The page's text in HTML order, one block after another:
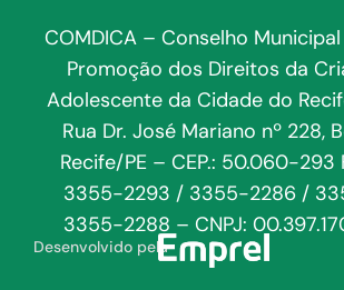
COMDICA – Conselho
Promoção dos Direitos da
Adolescente da Cidade do
Rua Dr. José Mariano nº 228,
Recife/PE – CEP.: 50.060-293
3355-2293 / 3355-2286 /
3355-2288 – CNPJ:
Desenvolvido pela